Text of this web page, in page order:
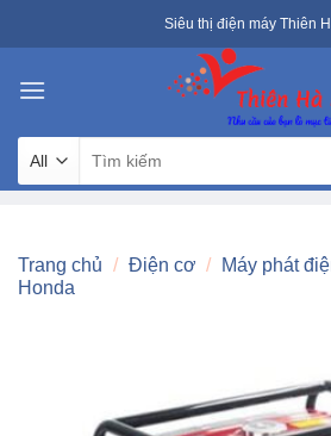
to
Siêu thị điện máy Thiên
kiếm:
Trang chủ / Điện cơ / Máy phát
Honda